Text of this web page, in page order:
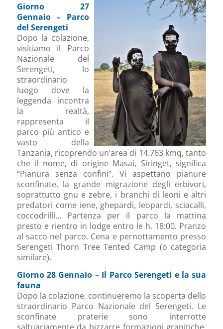
Giorno 27
Gennaio – Parco
del Serengeti
Dopo la colazione,
visitiamo il Parco
Nazionale del
Serengeti, lo
straordinario
luogo dove la
leggenda incontra
la realtà,
rappresenta il
parco più antico e
vasto della
Tanzania, ricoprendo un’area di 14.763 kmq, tanto
che il nome, di origine Masai, Siringet, significa
“Pianura senza confini”. Vi aspettano pianure
sconfinate, la grande migrazione degli erbivori,
soprattutto gnu e zebre, i branchi di leoni e altri
predatori come iene, ghepardi, leopardi, sciacalli,
coccodrilli… Partenza per il parco la mattina
presto e rientro in lodge entro le h. 18:00. Pranzo
al sacco nel parco. Cena e pernottamento presso
Serengeti Thorn Tree Tented Camp (o categoria
similare).
Giorno 28 Gennaio – Il Parco Serengeti e la sua
fauna
Dopo la colazione, continueremo la scoperta dello
straordinario Parco Nazionale del Serengeti. Le
sconfinate praterie sono interrotte
saltuariamente da bizzarre formazioni granitiche,